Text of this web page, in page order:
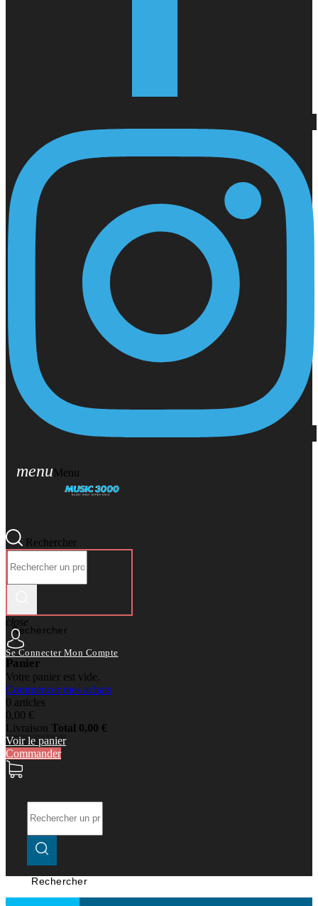
menuMenu
Rechercher
Rechercher
close
Se Connecter Mon Compte
Panier
Votre panier est vide.
Commencer mes achats
0 articles
0,00 €
Livraison Total 0,00 €
Voir le panier
Commander
Rechercher